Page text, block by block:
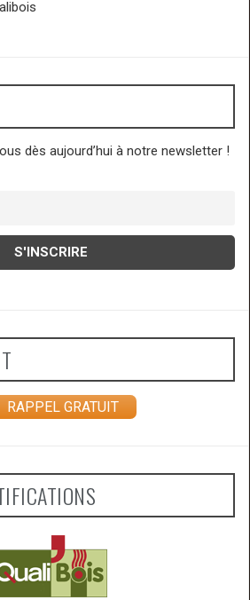
dès aujourd’hui à notre newsletter !
RAPPEL GRATUIT